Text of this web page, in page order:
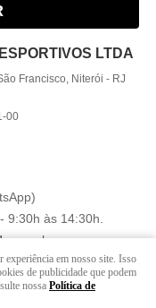
LTDA
Francisco, Niterói - RJ
00
9:30h às 14:30h.
experiência em nosso site. Isso
de publicidade que podem
nossa Política de